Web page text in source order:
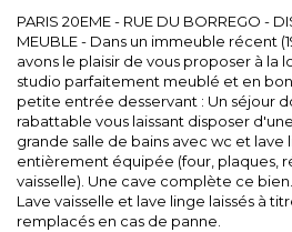
PARIS 20EME - RUE DU BORREGO -
MEUBLE - Dans un immeuble récent
avons le plaisir de vous proposer à la
studio parfaitement meublé et en
petite entrée desservant : Un séjour
rabattable vous laissant disposer
grande salle de bains avec wc et lave
entièrement équipée (four, plaques,
vaisselle). Une cave complète ce bien.
Lave vaisselle et lave linge laissés à
remplacés en cas de panne.